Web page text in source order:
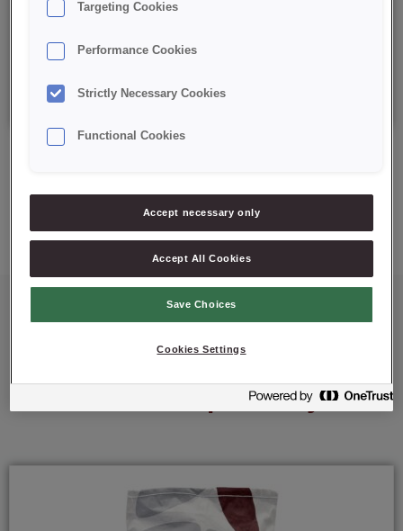
Opakowanie: 14 kg netto. Plastikowe wiaderko z folią
zabezpieczającą.
Data minimalnej trwałości: 240 dni od daty produkcji.
ZAPYTAJ O PRODUKT
Polecane produkty
Targeting Cookies
Performance Cookies
Strictly Necessary Cookies
Functional Cookies
Accept necessary only
Accept All Cookies
Save Choices
Cookies Settings